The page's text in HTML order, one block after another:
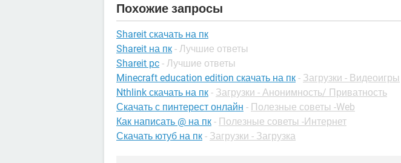
Похожие запросы
Shareit скачать на пк
Shareit на пк - Лучшие ответы
Shareit pc - Лучшие ответы
Minecraft education edition скачать на пк - Загрузки - Видеоигры
Nthlink скачать на пк - Загрузки - Анонимность/ Приватность
Скачать с пинтерест онлайн - Полезные советы -Web
Как написать @ на пк - Полезные советы -Интернет
Скачать ютуб на пк - Загрузки - Загрузка